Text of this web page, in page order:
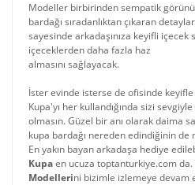
Modeller birbirinden sempatik
bardağı sıradanlıktan çıkaran
sayesinde arkadaşınıza keyifli içecek
içeceklerden daha fazla haz
almasını sağlayacak.
İster evinde isterse de ofisinde keyifle
Kupa'yı her kullandığında sizi
olmasın. Güzel bir anı olarak daima
kupa bardağı nereden edindiğinin de
En yakın bayan arkadaşa hediye
Kupaen ucuza toptanturkiye.com
Modellerini bizimle izlemeye devam